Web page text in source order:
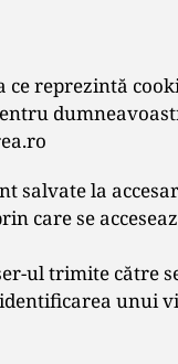
reprezintă
salvate la
care se
ul trimite către
unui